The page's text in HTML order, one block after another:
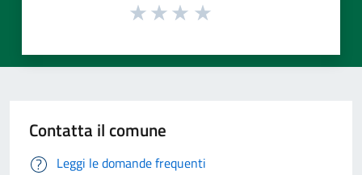
Contatta il comune
Leggi le domande frequenti